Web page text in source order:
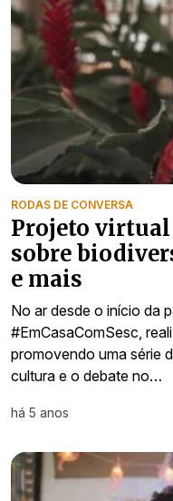
RODAS DE CONVERSA
Projeto virtual
sobre
e mais
No ar desde o início da
#EmCasaComSesc,
promovendo uma série
cultura e o debate no…
há 5 anos